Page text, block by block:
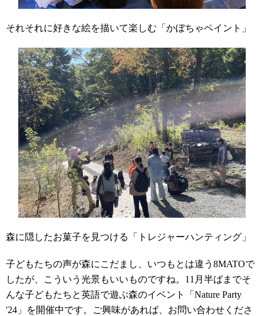
それそれに好きな絵を描いて楽しむ「かぼちゃペイント」
森に隠したお菓子を見つける「トレジャーハンティング」
子どもたちの声が森にこだまし、いつもとは違う 8MATOで
したが、こういう光景もいいものですね。 11 月半ばまでそ
んな子どもたちと英語で遊ぶ森のイベント「 Nature Party
'24 」を開催中です。ご興味があれば、お問い合わせくださ